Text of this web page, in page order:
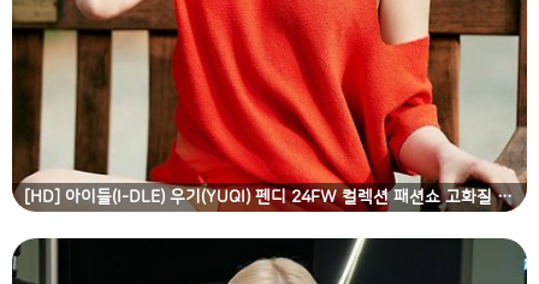
[HD] 아이들(I-DLE) 우기(YUQI) 펜디 24FW 컬렉션 패션쇼 고화질 화보